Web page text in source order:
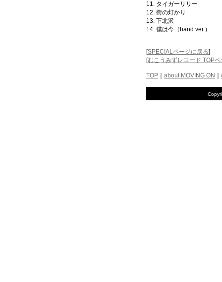
11. タイガーリリー
12. 街の灯かり
13. 下北沢
14. 僕は今（band ver.）
[SPECIALページに戻る]
[むこうみずレコード TOP
TOP about MOVING ON